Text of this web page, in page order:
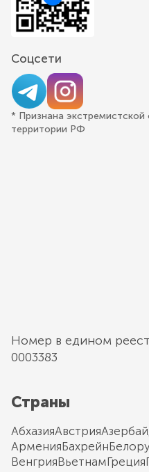
Соцсети
* Признана экстремистской
территории РФ
Номер в едином
0003383
Страны
АбхазияАвстрия
АрменияБахрейн
ВенгрияВьетнамГреция